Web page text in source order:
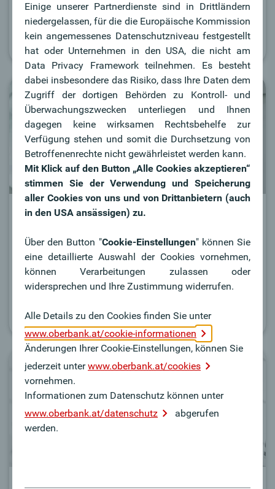
Gleich online eröffnen
Oberbank Kundenportal
Einfache Bedienung &
modernes Design
Optimiert für alle Endgeräte
All Ihre Produkte auf einen Blick
Zum Kundenportal
Einige unserer Partnerdienste sind in Drittländern
niedergelassen, für die die Europäische Kommission
kein angemessenes Datenschutzniveau festgestellt
hat oder Unternehmen in den USA, die nicht am
Data Privacy Framework teilnehmen. Es besteht
dabei insbesondere das Risiko, dass Ihre Daten dem
Zugriff der dortigen Behörden zu Kontroll- und
Überwachungszwecken unterliegen und Ihnen
dagegen keine wirksamen Rechtsbehelfe zur
Verfügung stehen und somit die Durchsetzung von
Betroffenenrechte nicht gewährleistet werden kann.
Mit Klick auf den Button „Alle Cookies akzeptieren“
stimmen Sie der Verwendung und Speicherung
aller Cookies von uns und von Drittanbietern (auch
in den USA ansässigen) zu.
Über den Button "Cookie-Einstellungen" können Sie
eine detaillierte Auswahl der Cookies vornehmen,
können Verarbeitungen zulassen oder
widersprechen und Ihre Zustimmung widerrufen.
Alle Details zu den Cookies finden Sie unter
www.oberbank.at/cookie-informationen
Änderungen Ihrer Cookie-Einstellungen, können Sie
jederzeit unterwww.oberbank.at/cookies
vornehmen.
Informationen zum Datenschutz können unter
www.oberbank.at/datenschutz
abgerufen
werden.